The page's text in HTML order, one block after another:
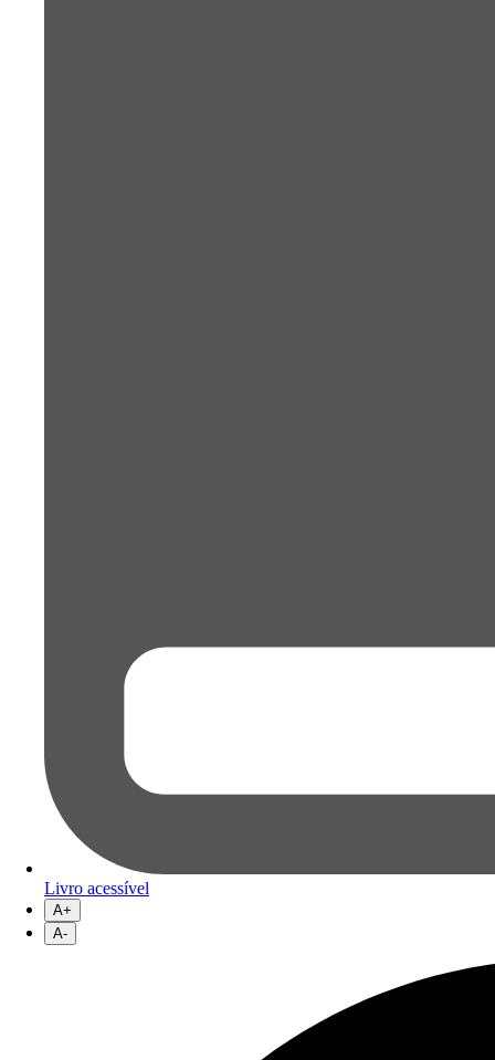
Livro acessível
A+
A-